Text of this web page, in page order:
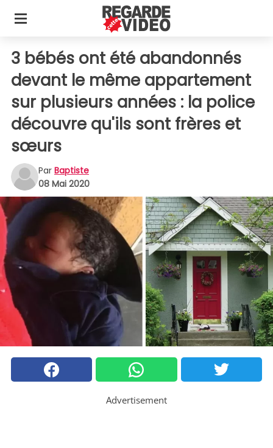
3 bébés ont été abandonnés
devant le même appartement
sur plusieurs années : la police
découvre qu'ils sont frères et
sœurs
Par Baptiste
08 Mai 2020
Advertisement